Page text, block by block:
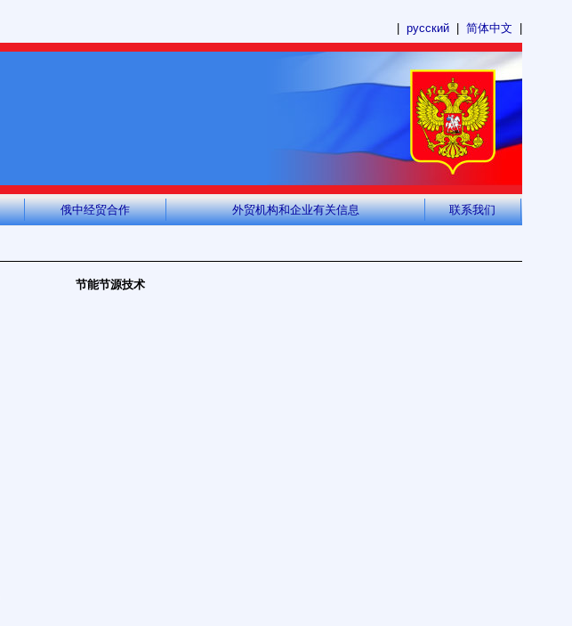
русский| 简体中文
俄中经贸合作 外贸机构和企业有关信息 联系我们
节能节源技术